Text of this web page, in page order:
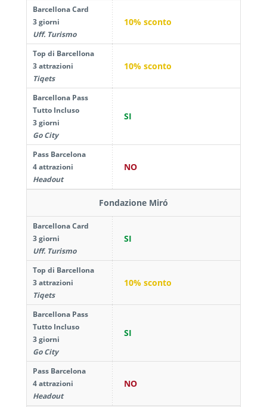
Barcellona Card
3 giorni
Uff. Turismo
10% sconto
Top di Barcellona
3 attrazioni
Tiqets
10% sconto
Barcellona Pass
Tutto Incluso
3 giorni
Go City
SI
Pass Barcelona
4 attrazioni
Headout
NO
Fondazione Miró
Barcellona Card
3 giorni
Uff. Turismo
SI
Top di Barcellona
3 attrazioni
Tiqets
10% sconto
Barcellona Pass
Tutto Incluso
3 giorni
Go City
SI
Pass Barcelona
4 attrazioni
Headout
NO